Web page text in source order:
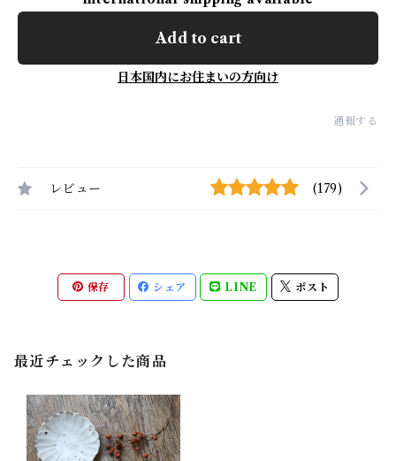
Add to cart
日本国内にお住まいの方向け
通報する
レビュー (179)
保存 シェア LINE ポスト
最近チェックした商品